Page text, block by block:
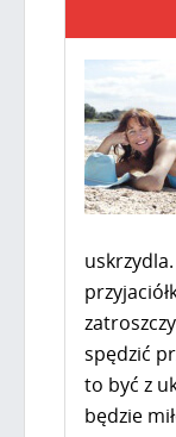
spędzić
to być z
będzie